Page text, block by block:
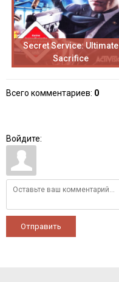
Secret Service: Ultimate
Sacrifice
Всего комментариев: 0
Войдите:
Отправить